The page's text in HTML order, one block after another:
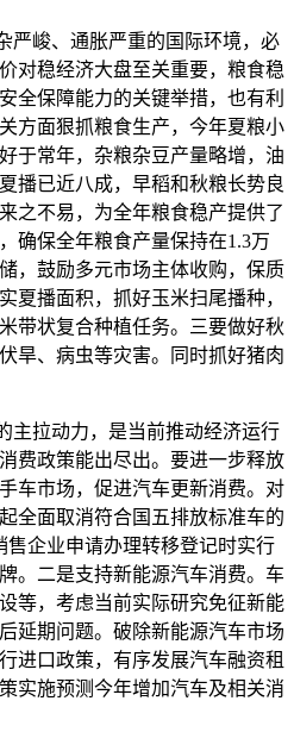
峻、通胀严重的国际环境，必
对稳经济大盘至关重要，粮食稳
全保障能力的关键举措，也有利
方面狠抓粮食生产，今年夏粮小
于常年，杂粮杂豆产量略增，油
播已近八成，早稻和秋粮长势良
之不易，为全年粮食稳产提供了
确保全年粮食产量保持在1.3万
，鼓励多元市场主体收购，保质
夏播面积，抓好玉米扫尾播种，
带状复合种植任务。三要做好秋
旱、病虫等灾害。同时抓好猪肉
拉动力，是当前推动经济运行
费政策能出尽出。要进一步释放
车市场，促进汽车更新消费。对
全面取消符合国五排放标准车的
售企业申请办理转移登记时实行
。二是支持新能源汽车消费。车
等，考虑当前实际研究免征新能
延期问题。破除新能源汽车市场
进口政策，有序发展汽车融资租
实施预测今年增加汽车及相关消